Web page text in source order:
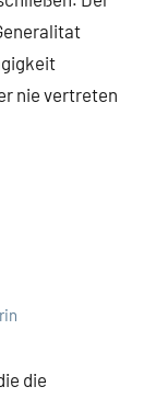
nie vertreten
die